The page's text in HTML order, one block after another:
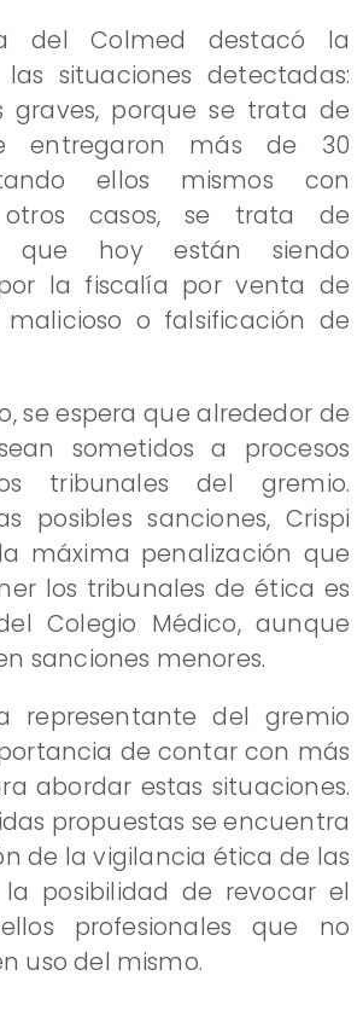
del Colmed destacó la
situaciones detectadas:
graves, porque se trata de
entregaron más de 30
ellos mismos con
otros casos, se trata de
que hoy están siendo
la fiscalía por venta de
malicioso o falsificación de
se espera que alrededor de
sometidos a procesos
tribunales del gremio.
posibles sanciones, Crispi
máxima penalización que
los tribunales de ética es
Colegio Médico, aunque
sanciones menores.
representante del gremio
de contar con más
abordar estas situaciones.
propuestas se encuentra
de la vigilancia ética de las
la posibilidad de revocar el
profesionales que no
uso del mismo.